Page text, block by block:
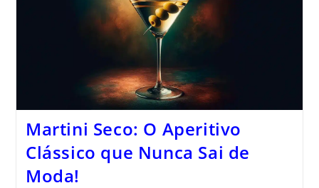
Martini Seco: O Aperitivo
Clássico que Nunca Sai de
Moda!